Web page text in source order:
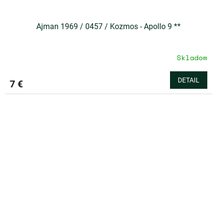
Ajman 1969 / 0457 / Kozmos - Apollo 9 **
Skladom
7 € DETAIL